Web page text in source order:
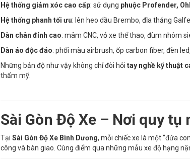
Hệ thống giảm xóc cao cấp: sử dụng phuộc Profender,
Hệ thống phanh tối ưu: lên heo dầu Brembo, đĩa thắng
Dàn chân đỉnh cao: mâm CNC, vỏ xe thể thao, đùm nhôm
Dàn áo độc đáo: phối màu airbrush, ốp carbon fiber, đèn
Những bản độ như vậy không chỉ đòi hỏi tay nghề kỹ thuật
thẩm mỹ.
Sài Gòn Độ Xe – Nơi quy
Tại Sài Gòn Độ Xe Bình Dương, mỗi chiếc xe là một “đứa
công và bàn giao. Cùng điểm qua những mẫu xe độ hạng